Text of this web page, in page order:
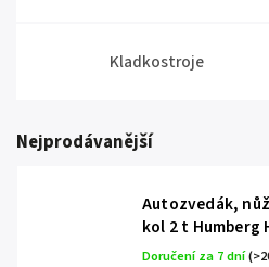
Kladkostroje
Nejprodávanější
Autozvedák,
kol 2 t Humberg
Doručení za 7 dní